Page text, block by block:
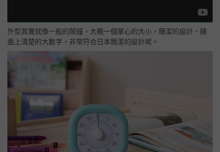
外型其實就像一般的鬧鐘，大概一個掌心的大小，簡潔的設計、錶
面上清楚的大數字，非常符合日本簡潔的設計呢。